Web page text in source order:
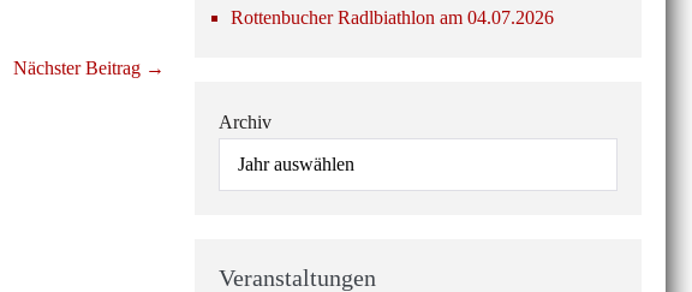
Nächster Beitrag →
Rottenbucher Radlbiathlon am 04.07.2026
Archiv
Veranstaltungen